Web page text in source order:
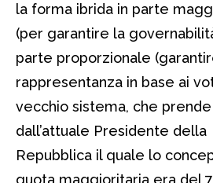
la forma ibrida in parte
(per garantire la
parte proporzionale
rappresentanza in base ai
vecchio sistema, che
dall’attuale Presidente della
Repubblica il quale lo
quota maggioritaria era del